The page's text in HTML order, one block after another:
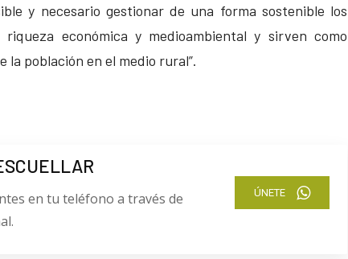
y necesario gestionar de una forma sostenible los
económica y medioambiental y sirven como
la población en el medio rural”.
en tu teléfono a través de
ÚNETE